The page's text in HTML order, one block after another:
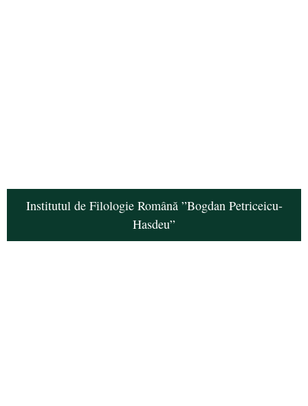
Institutul de Filologie Română ”Bogdan Petriceicu-
Hasdeu”